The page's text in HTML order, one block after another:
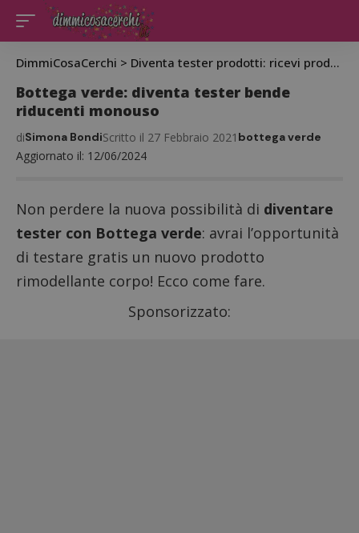
DimmiCosaCerchi > Diventa tester prodotti: ricevi prodotti gratis da testare
Bottega verde: diventa tester bende
riducenti monouso
Aggiornato il: 12/06/2024
diSimona BondiScritto il 27 Febbraio 2021 bottega verde
Non perdere la nuova possibilità di diventare
tester con Bottega verde: avrai l’opportunità
di testare gratis un nuovo prodotto
rimodellante corpo! Ecco come fare.
Sponsorizzato: